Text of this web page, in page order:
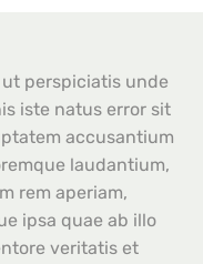
ut perspiciatis unde
iste natus error sit
accusantium
laudantium,
rem aperiam,
ipsa quae ab illo
veritatis et